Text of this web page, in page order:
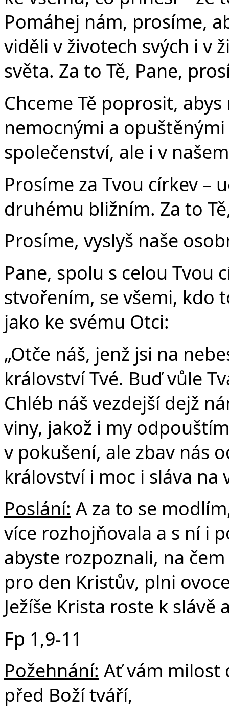
Pomáhej nám, prosíme,
viděli v životech svých i v
světa. Za to Tě, Pane,
Chceme Tě poprosit,
nemocnými a
společenství, ale i v
Prosíme za Tvou církev –
druhému bližním. Za to
Prosíme, vyslyš naše
Pane, spolu s celou Tvou
stvořením, se všemi, kdo
jako ke svému Otci:
„Otče náš, jenž jsi na
království Tvé. Buď vůle
Chléb náš vezdejší dejž
viny, jakož i my
v pokušení, ale zbav nás
království i moc i sláva na
Poslání: A za to se
více rozhojňovala a s ní i
abyste rozpoznali, na
pro den Kristův, plni
Ježíše Krista roste k slávě
Fp 1,9-11
Požehnání: Ať vám milost
před Boží tváří,